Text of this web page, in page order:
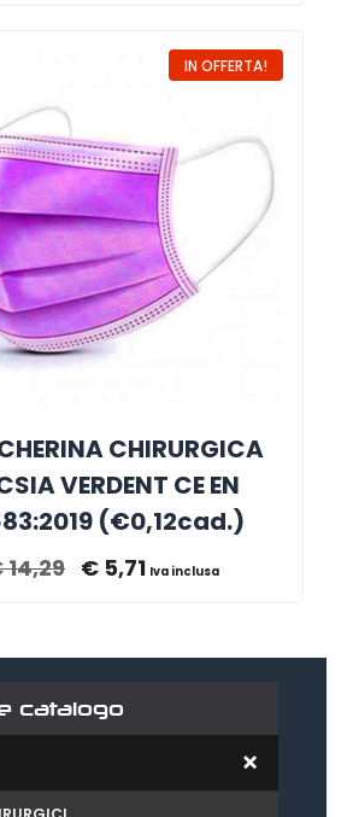
IN OFFERTA!
CHIRURGICA
VERDENT CE EN
(€0,12cad.)
14,29 € 5,71 Iva inclusa
catalogo